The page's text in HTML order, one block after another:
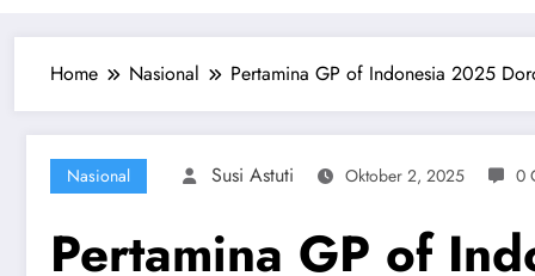
Home Nasional Pertamina GP of Indonesia 2025
Nasional Susi Astuti Oktober 2, 2025 0
Pertamina GP of